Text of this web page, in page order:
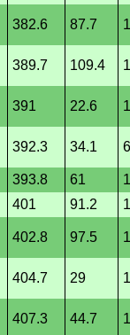
382.6 87.7
389.7 109.4
391 22.6
392.3 34.1
393.8 61
401 91.2
402.8 97.5
404.7 29
407.3 44.7